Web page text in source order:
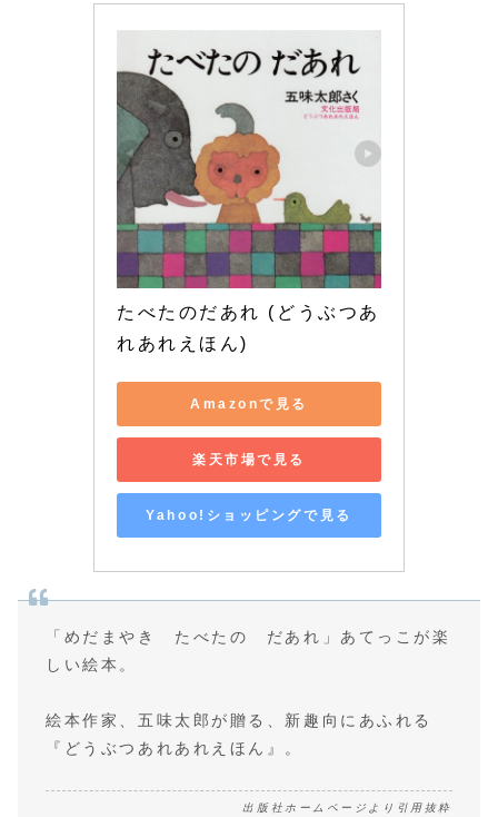
たべたのだあれ (どうぶつあ
れあれえほん)
Amazonで見る
楽天市場で見る
Yahoo!ショッピングで見る
「めだまやき たべたの だあれ」あてっこが楽
しい絵本。
絵本作家、五味太郎が贈る、新趣向にあふれる
『どうぶつあれあれえほん』。
出版社ホームページより引用抜粋